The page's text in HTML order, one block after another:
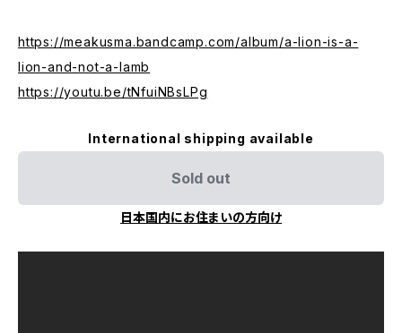
https://meakusma.bandcamp.com/album/a-lion-is-a-
lion-and-not-a-lamb
https://youtu.be/tNfuiNBsLPg
International shipping available
Sold out
日本国内にお住まいの方向け